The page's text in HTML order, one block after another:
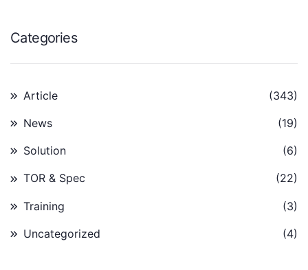
Categories
Article (343)
News (19)
Solution (6)
TOR & Spec (22)
Training (3)
Uncategorized (4)